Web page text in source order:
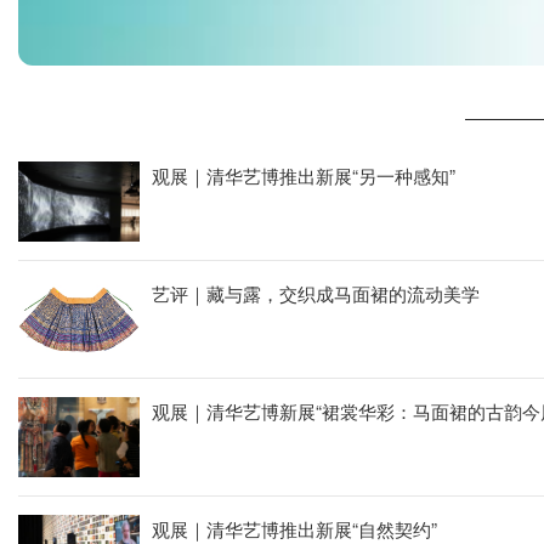
展览依据传统马面裙的美学演变为划分，以马面裙的形制起源
观展｜清华艺博推出新展“另一种感知”
艺评｜藏与露，交织成马面裙的流动美学
观展｜清华艺博新展“裙裳华彩：马面裙的古韵今
观展｜清华艺博推出新展“自然契约”